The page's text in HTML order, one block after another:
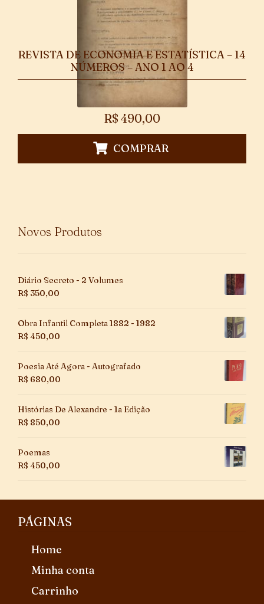
REVISTA DE ECONOMIA E ESTATÍSTICA – 14
NÚMEROS – ANO 1 AO 4
R$ 490,00
COMPRAR
Novos Produtos
Diário Secreto - 2 Volumes
R$ 350,00
Obra Infantil Completa 1882 - 1982
R$ 450,00
Poesia Até Agora - Autografado
R$ 680,00
Histórias De Alexandre - 1a Edição
R$ 850,00
Poemas
R$ 450,00
PÁGINAS
Home
Minha conta
Carrinho